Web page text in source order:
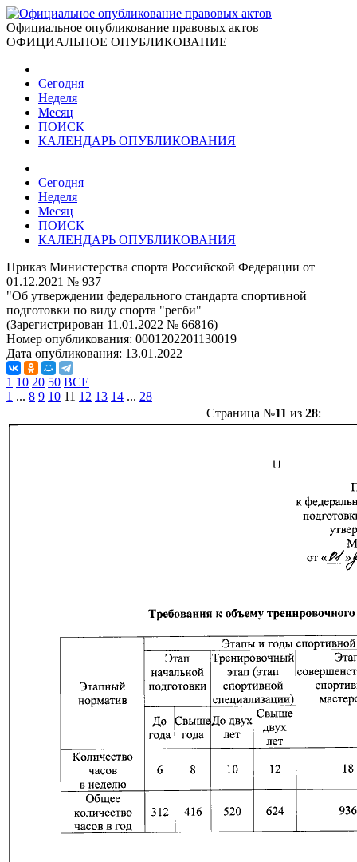
Официальное опубликование правовых актов
ОФИЦИАЛЬНОЕ ОПУБЛИКОВАНИЕ
Сегодня
Неделя
Месяц
ПОИСК
КАЛЕНДАРЬ ОПУБЛИКОВАНИЯ
Сегодня
Неделя
Месяц
ПОИСК
КАЛЕНДАРЬ ОПУБЛИКОВАНИЯ
Приказ Министерства спорта Российской Федерации от
01.12.2021 № 937
"Об утверждении федерального стандарта спортивной
подготовки по виду спорта "регби"
(Зарегистрирован 11.01.2022 № 66816)
Номер опубликования: 0001202201130019
Дата опубликования: 13.01.2022
1 10 20 50 ВСЕ
1 ... 8 9 10 11 12 13 14 ... 28
Страница №11 из 28: